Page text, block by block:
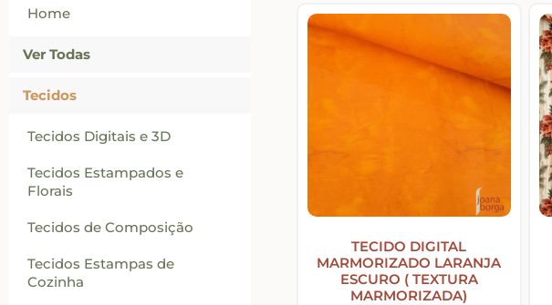
Home
Ver Todas
Tecidos
Tecidos Digitais e 3D
Tecidos Estampados e
Florais
Tecidos de Composição
Tecidos Estampas de
Cozinha
TECIDO DIGITAL
MARMORIZADO LARANJA
ESCURO ( TEXTURA
MARMORIZADA)